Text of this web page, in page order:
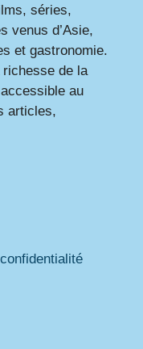
séries,
venus d’Asie,
et gastronomie.
de la
au
articles,